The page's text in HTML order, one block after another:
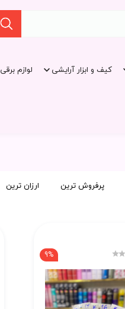
کیف و ابزار آرایشی لوازم برقی
پرفروش ترین ارزان ترین
9%